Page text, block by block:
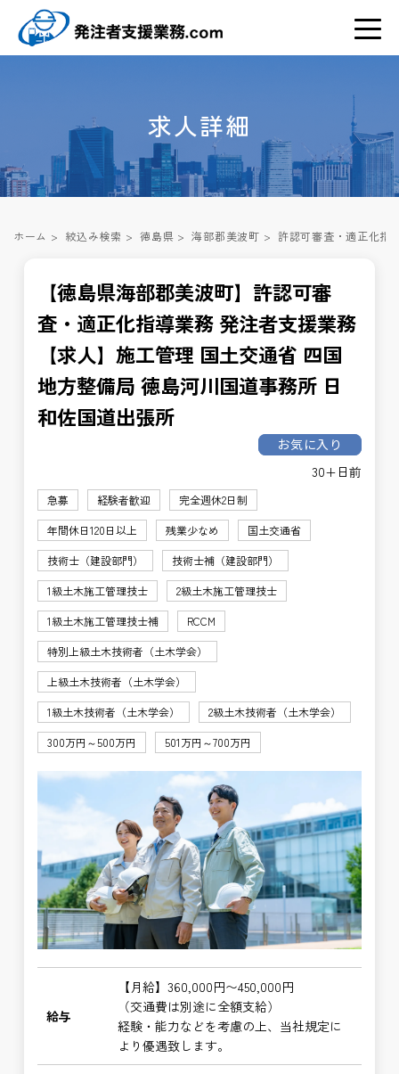
求人詳細
ホーム > 絞込み検索 > 徳島県 > 海部郡美波町 > 許認可審査・適正化指
【徳島県海部郡美波町】許認可審
査・適正化指導業務 発注者支援業務
【求人】施工管理 国土交通省 四国
地方整備局 徳島河川国道事務所 日
和佐国道出張所
お気に入り
30+日前
急募 経験者歓迎
完全週休2日制
年間休日120日以上
残業少なめ
国土交通省
技術士（建設部門）
技術士補（建設部門）
1級土木施工管理技士
2級土木施工管理技士
1級土木施工管理技士補
RCCM
特別上級土木技術者（土木学会）
上級土木技術者（土木学会）
1級土木技術者（土木学会）
2級土木技術者（土木学会）
300万円～500万円
501万円～700万円
給与
【月給】360,000円〜450,000円
（交通費は別途に全額支給）
経験・能力などを考慮の上、当社規定に
より優遇致します。